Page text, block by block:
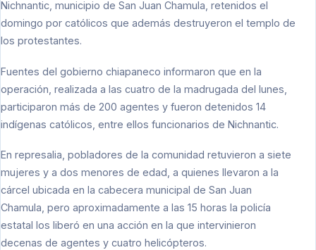
Nichnantic, municipio de San Juan Chamula, retenidos el
domingo por católicos que además destruyeron el templo de
los protestantes.
Fuentes del gobierno chiapaneco informaron que en la
operación, realizada a las cuatro de la madrugada del lunes,
participaron más de 200 agentes y fueron detenidos 14
indígenas católicos, entre ellos funcionarios de Nichnantic.
En represalia, pobladores de la comunidad retuvieron a siete
mujeres y a dos menores de edad, a quienes llevaron a la
cárcel ubicada en la cabecera municipal de San Juan
Chamula, pero aproximadamente a las 15 horas la policía
estatal los liberó en una acción en la que intervinieron
decenas de agentes y cuatro helicópteros.